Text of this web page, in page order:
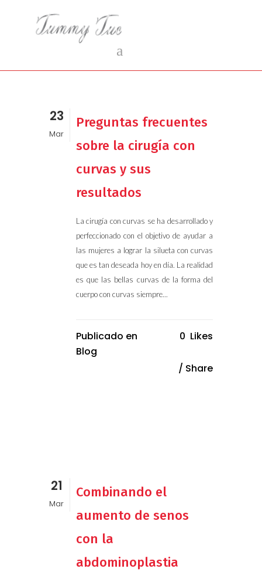
23
Mar
Preguntas frecuentes
sobre la cirugía con
curvas y sus
resultados
La cirugía con curvas se ha desarrollado y
perfeccionado con el objetivo de ayudar a
las mujeres a lograr la silueta con curvas
que es tan deseada hoy en día. La realidad
es que las bellas curvas de la forma del
cuerpo con curvas siempre...
Publicado en
Blog
0 Likes
Share
21
Mar
Combinando el
aumento de senos
con la
abdominoplastia